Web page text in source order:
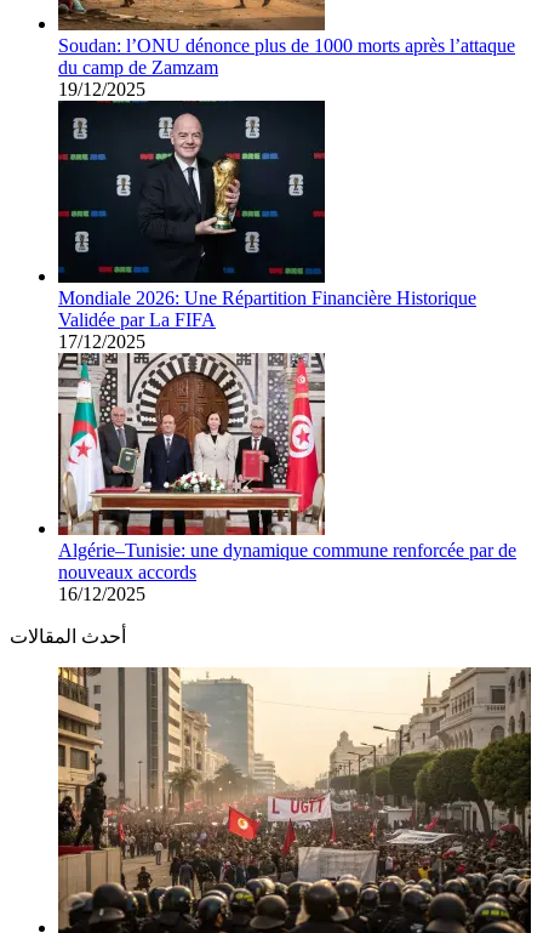
Soudan: l’ONU dénonce plus de 1000 morts après l’attaque
du camp de Zamzam
19/12/2025
Mondiale 2026: Une Répartition Financière Historique
Validée par La FIFA
17/12/2025
Algérie–Tunisie: une dynamique commune renforcée par de
nouveaux accords
16/12/2025
أحدث المقالات